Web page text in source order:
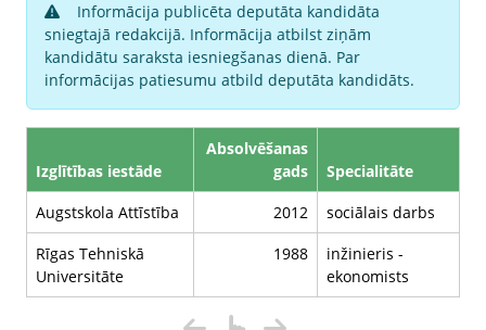
Informācija publicēta deputāta kandidāta
sniegtajā redakcijā. Informācija atbilst ziņām
kandidātu saraksta iesniegšanas dienā. Par
informācijas patiesumu atbild deputāta kandidāts.
Izglītības iestāde
Absolvēšanas
gads
Specialitāte
Augstskola Attīstība
2012
sociālais darbs
Rīgas Tehniskā
Universitāte
1988
inžinieris -
ekonomists